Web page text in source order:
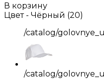
В корзину
Цвет - Чёрный (20)
/catalog/
/catalog/